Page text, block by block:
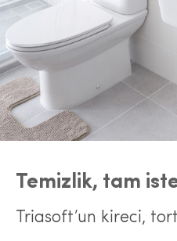
Temizlik, tam
Triasoft’un kireci,